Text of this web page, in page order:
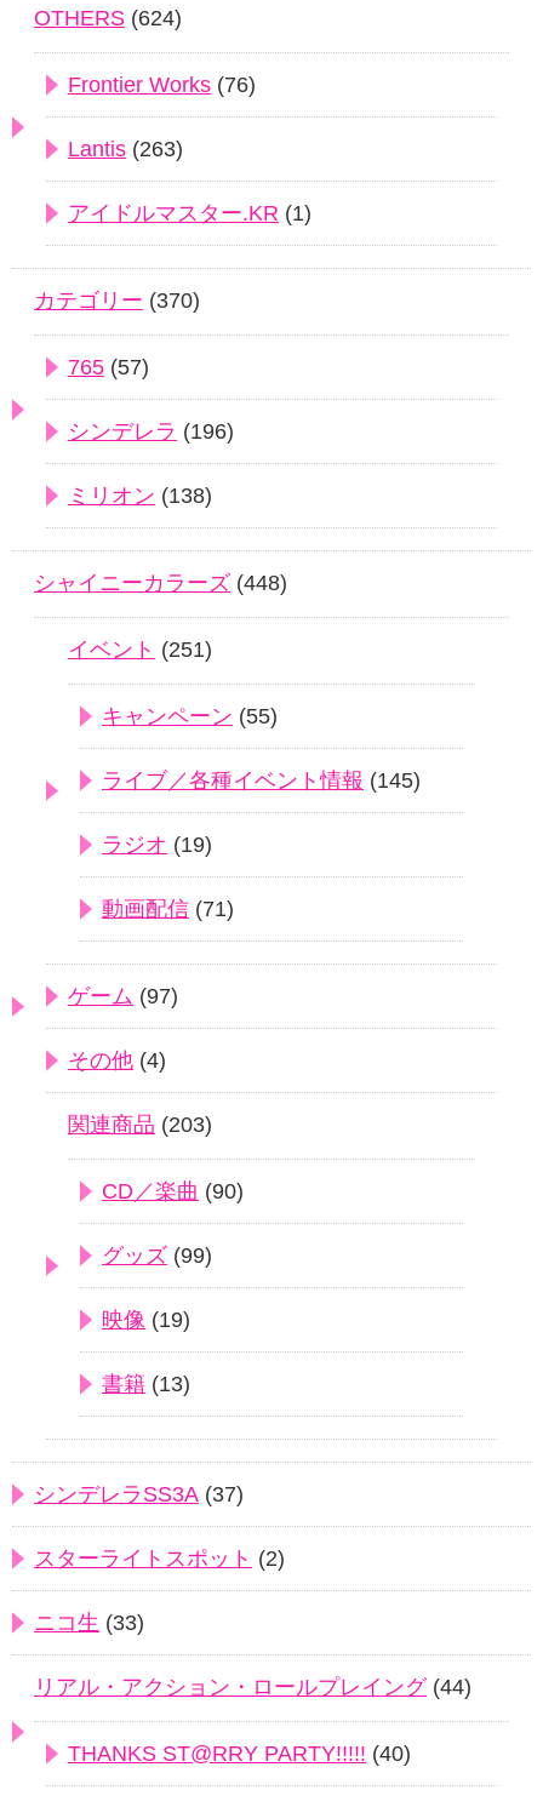
OTHERS (624)
Frontier Works (76)
Lantis (263)
アイドルマスター.KR (1)
カテゴリー (370)
765 (57)
シンデレラ (196)
ミリオン (138)
シャイニーカラーズ (448)
イベント (251)
キャンペーン (55)
ライブ／各種イベント情報 (145)
ラジオ (19)
動画配信 (71)
ゲーム (97)
その他 (4)
関連商品 (203)
CD／楽曲 (90)
グッズ (99)
映像 (19)
書籍 (13)
シンデレラSS3A (37)
スターライトスポット (2)
ニコ生 (33)
リアル・アクション・ロールプレイング(44)
THANKS ST@RRY PARTY!!!!! (40)